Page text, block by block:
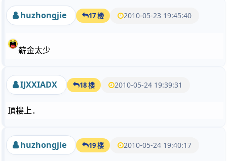
huzhongjie 17 楼 2010-05-23 19:45:40
薪金太少
IJXXIADX 18 楼 2010-05-24 19:39:31
頂樓上．
huzhongjie 19 楼 2010-05-24 19:40:17